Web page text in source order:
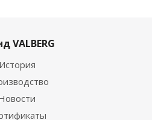
VALBERG
История